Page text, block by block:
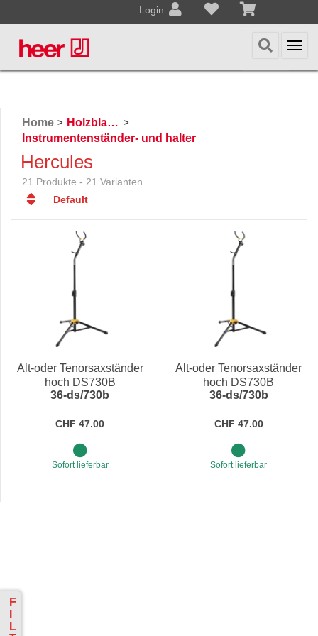
Login
F
L
Home > Holzblasinstrumente >
Instrumentenständer- und halter
Hercules
21 Produkte - 21 Varianten
Default
Default
Datum
Datum
Name
Preis
Preis
Alt-oder Tenorsaxständer
hoch DS730B
36-ds/730b
CHF 47.00
Sofort lieferbar
Alt-oder Tenorsaxständer
hoch DS730B
36-ds/730b
CHF 47.00
Sofort lieferbar